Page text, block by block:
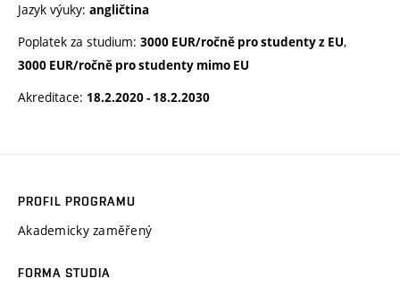
Jazyk výuky: angličtina
Poplatek za studium: 3000 EUR/ročně pro studenty z EU,
3000 EUR/ročně pro studenty mimo EU
Akreditace: 18.2.2020 - 18.2.2030
PROFIL PROGRAMU
Akademicky zaměřený
FORMA STUDIA